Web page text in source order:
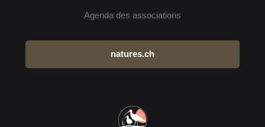
Agenda des associations
natures.ch